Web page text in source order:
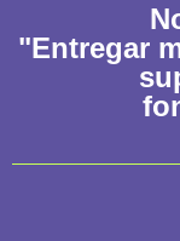
"Entregar